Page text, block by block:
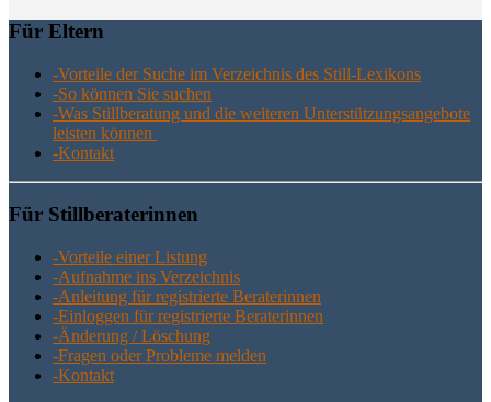
Für Eltern
-Vor­tei­le der Suche im Ver­zeich­nis des Still-Lexikons
-So kön­nen Sie suchen
-Was Still­be­ra­tung und die wei­te­ren Unter­stüt­zungs­an­ge­bo­te
leis­ten können
-Kon­takt
Für Still­be­ra­te­rin­nen
-Vor­tei­le einer Listung
-Auf­nah­me ins Verzeichnis
-Anlei­tung für regis­trier­te Beraterinnen
-Ein­log­gen für regis­trier­te Beraterinnen
-Ände­rung / Löschung
-Fra­gen oder Pro­ble­me melden
-Kon­takt